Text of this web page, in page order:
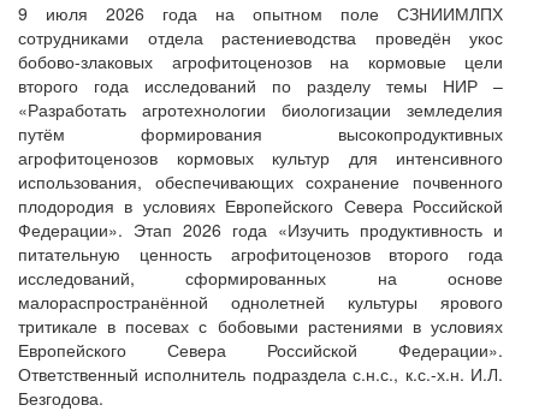
9 июля 2026 года на опытном поле СЗНИИМЛПХ
сотрудниками отдела растениеводства проведён укос
бобово-злаковых агрофитоценозов на кормовые цели
второго года исследований по разделу темы НИР –
«Разработать агротехнологии биологизации земледелия
путём формирования высокопродуктивных
агрофитоценозов кормовых культур для интенсивного
использования, обеспечивающих сохранение почвенного
плодородия в условиях Европейского Севера Российской
Федерации». Этап 2026 года «Изучить продуктивность и
питательную ценность агрофитоценозов второго года
исследований, сформированных на основе
малораспространённой однолетней культуры ярового
тритикале в посевах с бобовыми растениями в условиях
Европейского Севера Российской Федерации».
Ответственный исполнитель подраздела с.н.с., к.с.-х.н. И.Л.
Безгодова.